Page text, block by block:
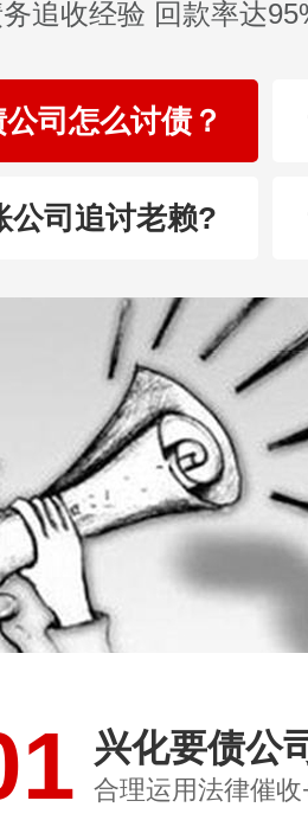
追收经验 回款率达
司怎么讨债？
公司追讨老赖?
兴化要债公
合理运用法律催